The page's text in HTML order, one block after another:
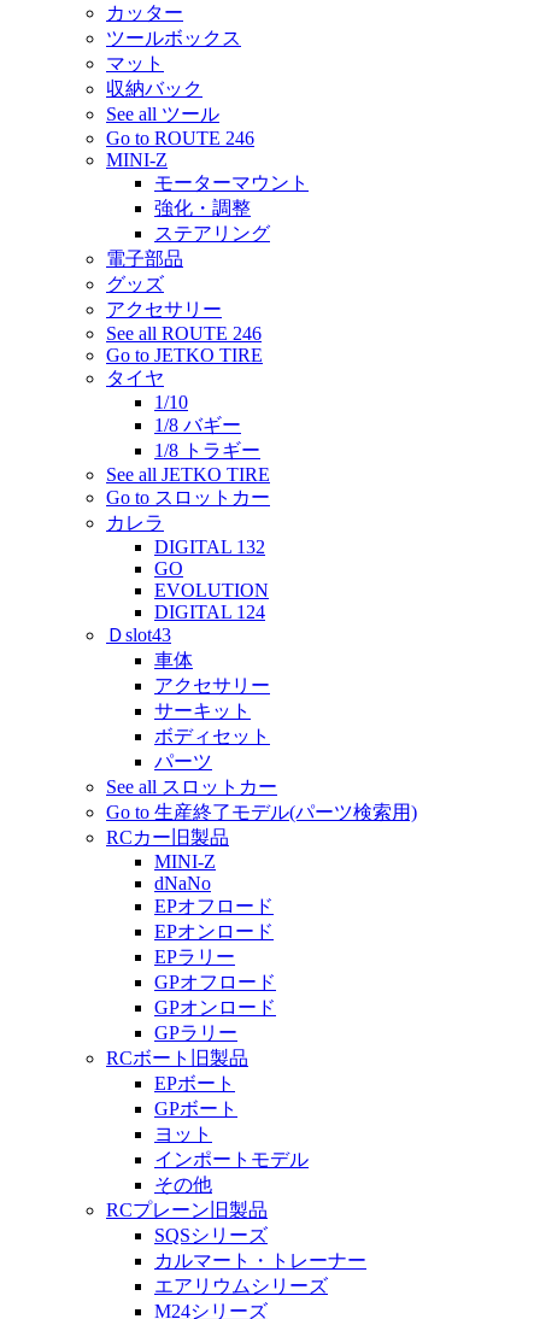
カッター
ツールボックス
マット
収納バック
See all ツール
Go to ROUTE 246
MINI-Z
モーターマウント
強化・調整
ステアリング
電子部品
グッズ
アクセサリー
See all ROUTE 246
Go to JETKO TIRE
タイヤ
1/10
1/8 バギー
1/8 トラギー
See all JETKO TIRE
Go to スロットカー
カレラ
DIGITAL 132
GO
EVOLUTION
DIGITAL 124
Ｄslot43
車体
アクセサリー
サーキット
ボディセット
パーツ
See all スロットカー
Go to 生産終了モデル(パーツ検索用)
RCカー旧製品
MINI-Z
dNaNo
EPオフロード
EPオンロード
EPラリー
GPオフロード
GPオンロード
GPラリー
RCボート旧製品
EPボート
GPボート
ヨット
インポートモデル
その他
RCプレーン旧製品
SQSシリーズ
カルマート・トレーナー
エアリウムシリーズ
M24シリーズ